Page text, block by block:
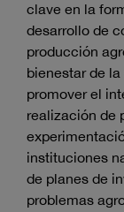
clave en la
desarrollo de
producción
bienestar de
promover el
realización de
instituciones
de planes de
problemas